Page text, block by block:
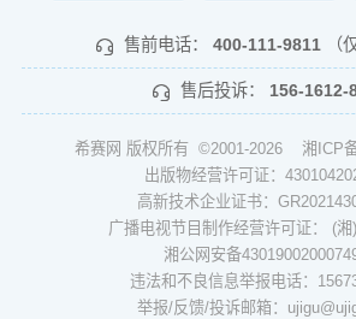
售前电话： 400-111-9811 （
售后投诉： 156-1612-
希赛网 版权所有 ©2001-2026 湘ICP
出版物经营许可证：
高新技术企业证书：
广播电视节目制作经营许可证： (湘
湘公网安备
违法和不良信息举报电话：
举报/反馈/投诉邮箱：